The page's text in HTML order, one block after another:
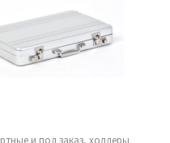
и под заказ, холдеры